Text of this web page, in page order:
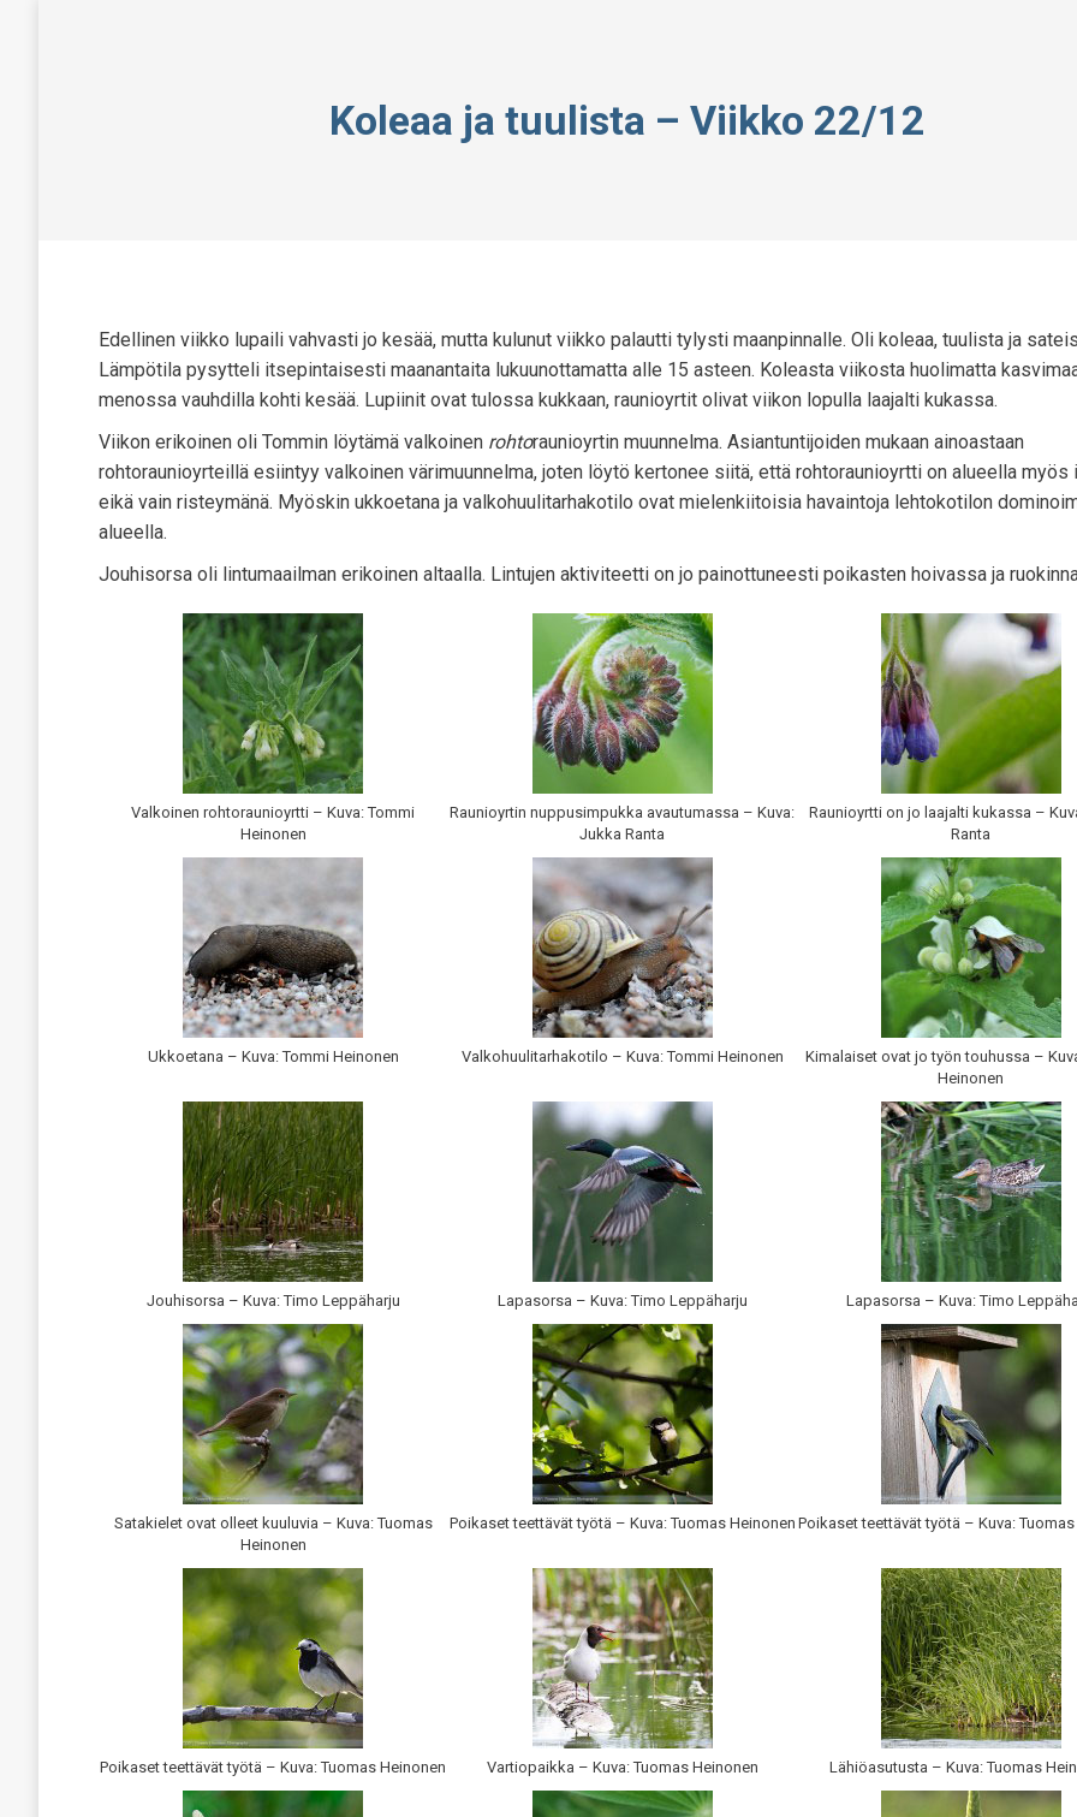
Koleaa ja tuulista – Viikko 22/12
Edellinen viikko lupaili vahvasti jo kesää, mutta kulunut viikko palautti tylysti maanpinnalle. Oli koleaa, tuulista ja
Lämpötila pysytteli itsepintaisesti maanantaita lukuunottamatta alle 15 asteen. Koleasta viikosta huolimatta
menossa vauhdilla kohti kesää. Lupiinit ovat tulossa kukkaan, raunioyrtit olivat viikon lopulla laajalti kukassa.
Viikon erikoinen oli Tommin löytämä valkoinen rohtoraunioyrtin muunnelma. Asiantuntijoiden mukaan ainoastaan
rohtoraunioyrteillä esiintyy valkoinen värimuunnelma, joten löytö kertonee siitä, että rohtoraunioyrtti on alueella myös
eikä vain risteymänä. Myöskin ukkoetana ja valkohuulitarhakotilo ovat mielenkiitoisia havaintoja lehtokotilon
alueella.
Jouhisorsa oli lintumaailman erikoinen altaalla. Lintujen aktiviteetti on jo painottuneesti poikasten hoivassa ja
Valkoinen rohtoraunioyrtti – Kuva: Tommi
Heinonen
Raunioyrtin nuppusimpukka avautumassa – Kuva:
Jukka Ranta
Raunioyrtti on jo laajalti kukassa –
Ranta
Ukkoetana – Kuva: Tommi Heinonen Valkohuulitarhakotilo – Kuva: Tommi Heinonen
Kimalaiset ovat jo työn touhussa –
Heinonen
Jouhisorsa – Kuva: Timo Leppäharju Lapasorsa – Kuva: Timo Leppäharju Lapasorsa – Kuva: Timo
Satakielet ovat olleet kuuluvia – Kuva: Tuomas
Heinonen
Poikaset teettävät työtä – Kuva: Tuomas Heinonen Poikaset teettävät työtä – Kuva:
Poikaset teettävät työtä – Kuva: Tuomas Heinonen Vartiopaikka – Kuva: Tuomas Heinonen Lähiöasutusta – Kuva: Tuomas